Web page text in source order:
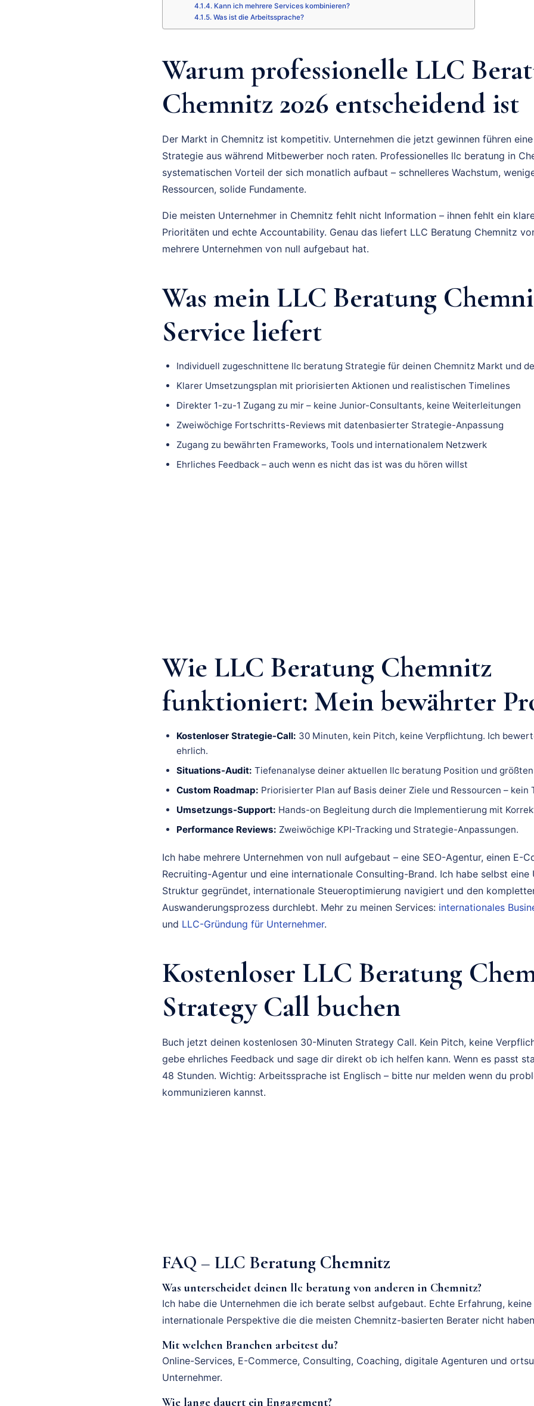
Kann ich mehrere Services kombinieren?
Was ist die Arbeitssprache?
Warum professionelle LLC
Chemnitz 2026 entscheidend ist
Der Markt in Chemnitz ist kompetitiv. Unternehmen die jetzt gewinnen führen
Strategie aus während Mitbewerber noch raten. Professionelles llc beratung in
systematischen Vorteil der sich monatlich aufbaut – schnelleres Wachstum,
Ressourcen, solide Fundamente.
Die meisten Unternehmer in Chemnitz fehlt nicht Information – ihnen fehlt ein
Prioritäten und echte Accountability. Genau das liefert LLC Beratung Chemnitz
mehrere Unternehmen von null aufgebaut hat.
Was mein LLC Beratung
Service liefert
Individuell zugeschnittene llc beratung Strategie für deinen Chemnitz Markt und
Klarer Umsetzungsplan mit priorisierten Aktionen und realistischen Timelines
Direkter 1-zu-1 Zugang zu mir – keine Junior-Consultants, keine Weiterleitungen
Zweiwöchige Fortschritts-Reviews mit datenbasierter Strategie-Anpassung
Zugang zu bewährten Frameworks, Tools und internationalem Netzwerk
Ehrliches Feedback – auch wenn es nicht das ist was du hören willst
Wie LLC Beratung Chemnitz
funktioniert: Mein bewährter
Kostenloser Strategie-Call: 30 Minuten, kein Pitch, keine Verpflichtung. Ich
ehrlich.
Situations-Audit: Tiefenanalyse deiner aktuellen llc beratung Position und
Custom Roadmap: Priorisierter Plan auf Basis deiner Ziele und Ressourcen – kein
Umsetzungs-Support: Hands-on Begleitung durch die Implementierung mit
Performance Reviews: Zweiwöchige KPI-Tracking und Strategie-Anpassungen.
Ich habe mehrere Unternehmen von null aufgebaut – eine SEO-Agentur, einen E-
Recruiting-Agentur und eine internationale Consulting-Brand. Ich habe selbst eine
Struktur gegründet, internationale Steueroptimierung navigiert und den
Auswanderungsprozess durchlebt. Mehr zu meinen Services: internationales
und LLC-Gründung für Unternehmer.
Kostenloser LLC Beratung
Strategy Call buchen
Buch jetzt deinen kostenlosen 30-Minuten Strategy Call. Kein Pitch, keine
gebe ehrliches Feedback und sage dir direkt ob ich helfen kann. Wenn es passt
48 Stunden. Wichtig: Arbeitssprache ist Englisch – bitte nur melden wenn du
kommunizieren kannst.
FAQ – LLC Beratung Chemnitz
Was unterscheidet deinen llc beratung von anderen in Chemnitz?
Ich habe die Unternehmen die ich berate selbst aufgebaut. Echte Erfahrung,
internationale Perspektive die die meisten Chemnitz-basierten Berater nicht
Mit welchen Branchen arbeitest du?
Online-Services, E-Commerce, Consulting, Coaching, digitale Agenturen und
Unternehmer.
Wie lange dauert ein Engagement?